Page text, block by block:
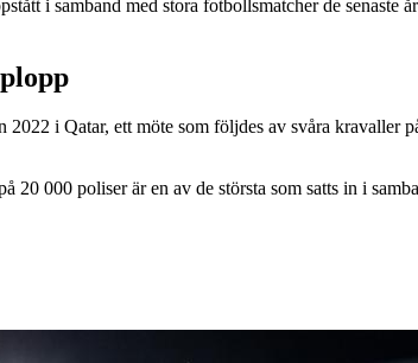
i samband med stora fotbollsmatcher de
i Qatar, ett möte som följdes av svåra
20 000 poliser är en av de största som satts in i